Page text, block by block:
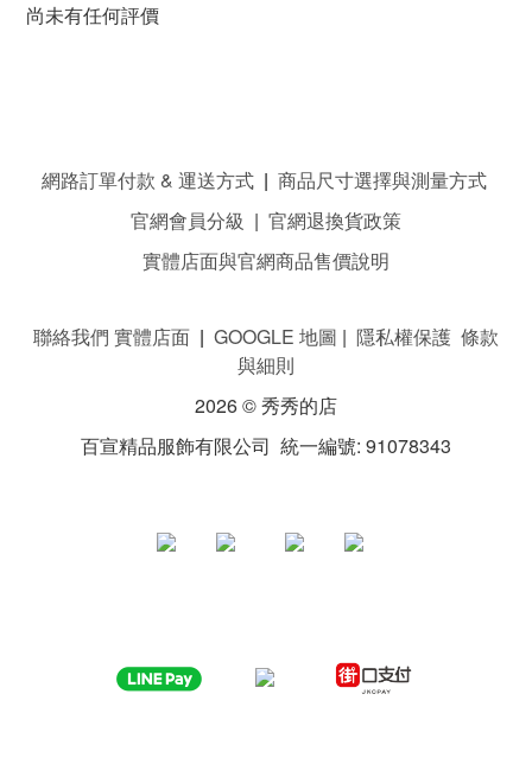
尚未有任何評價
網路訂單付款 & 運送方式| 商品尺寸選擇與測量方式
官網會員分級 | 官網退換貨政策
實體店面與官網商品售價說明
聯絡我們 實體店面 | GOOGLE 地圖 | 隱私權保護 條款
與細則
2026 © 秀秀的店
百宣精品服飾有限公司 統一編號: 91078343